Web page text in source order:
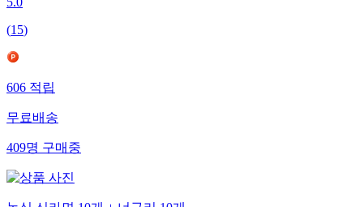
5.0
(15)
606적립
무료배송
409명구매중